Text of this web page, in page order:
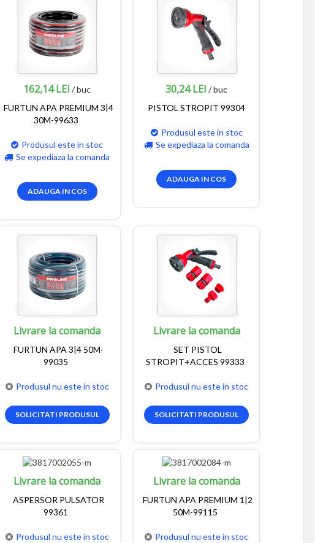
162,14 LEI / buc
FURTUN APA PREMIUM 3|4
30M-99633
Produsul este in stoc
Se expediaza la comanda
ADAUGA IN COS
30,24 LEI / buc
PISTOL STROPIT 99304
Produsul este in stoc
Se expediaza la comanda
ADAUGA IN COS
Livrare la comanda
FURTUN APA 3|4 50M-
99035
Produsul nu este in stoc
SOLICITATI PRODUSUL
Livrare la comanda
SET PISTOL
STROPIT+ACCES 99333
Produsul nu este in stoc
SOLICITATI PRODUSUL
Livrare la comanda
ASPERSOR PULSATOR
99361
Produsul nu este in stoc
Livrare la comanda
FURTUN APA PREMIUM 1|2
50M-99115
Produsul nu este in stoc